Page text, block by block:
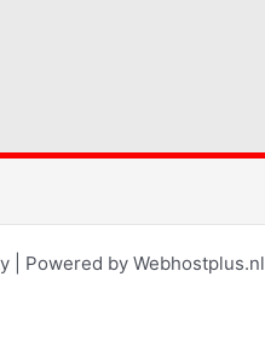
| Powered by Webhostplus.nl